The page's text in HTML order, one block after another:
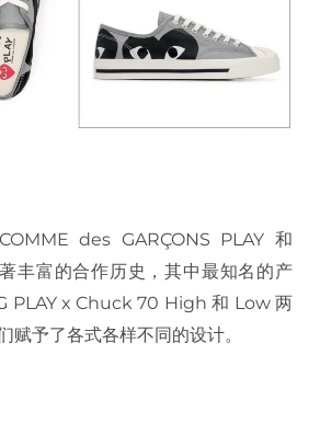
des GARÇONS PLAY 和
丰富的合作历史，其中最知名的产
PLAY x Chuck 70 High 和 Low 两
赋予了各式各样不同的设计。